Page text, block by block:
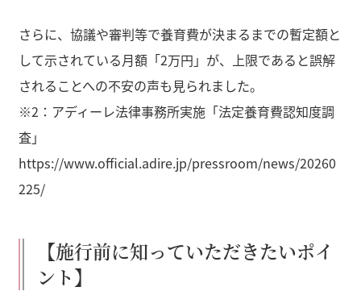
さらに、協議や審判等で養育費が決まるまでの暫定額と
して示されている月額「2万円」が、上限であると誤解
されることへの不安の声も見られました。
※2：アディーレ法律事務所実施「法定養育費認知度調
査」
https://www.official.adire.jp/pressroom/news/20260
225/
【施行前に知っていただきたいポイ
ント】